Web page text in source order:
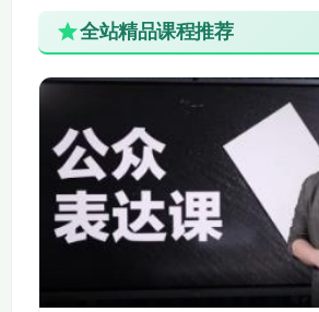
636.11-39 八下 21庄
2
644.11-47 九上 醉翁
亭记
义项，通过教材例句（如 “学而时习之
强化记忆。
词类活用：详解名词作动词、形容词
意动用法，用课本例句（如 “一狼洞其
洞”）明确判断标志。
特殊句式：拆解判断句、被动句、倒
整语序”“补出成分” 转化为现代汉语句
同步课本应用
每类知识点均结合当前课本篇目举例
法” 时关联《生于忧患，死于安乐》“
全站精品课程推荐